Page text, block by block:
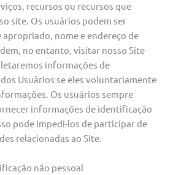
recursos ou recursos que
site. Os usuários podem ser
nome e endereço de
no entanto, visitar nosso Site
informações de
Usuários se eles voluntariamente
Os usuários sempre
informações de identificação
pode impedi-los de participar de
relacionadas ao Site.
não pessoal